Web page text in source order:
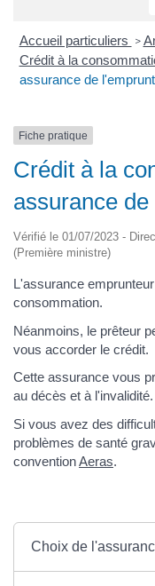
Accueil particuliers >
Crédit à la
assurance de
Fiche pratique
Crédit à la
assurance
Vérifié le 01/07/2023 -
(Première ministre)
L'assurance
consommation.
Néanmoins, le prêteur
vous accorder le crédit.
Cette assurance vous
au décès et à l'invalidité.
Si vous avez des
problèmes de santé
conventionAeras.
Choix de